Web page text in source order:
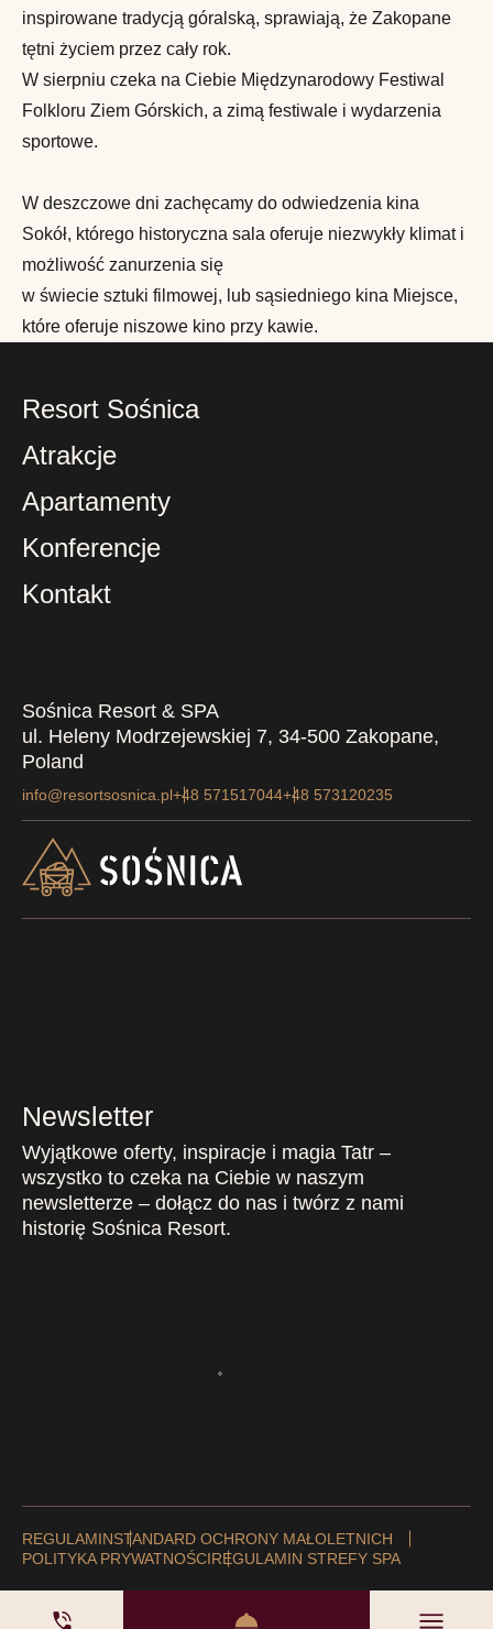
inspirowane tradycją góralską, sprawiają, że Zakopane
tętni życiem przez cały rok.
W sierpniu czeka na Ciebie Międzynarodowy Festiwal
Folkloru Ziem Górskich, a zimą festiwale i wydarzenia
sportowe.
W deszczowe dni zachęcamy do odwiedzenia kina
Sokół, którego historyczna sala oferuje niezwykły klimat i
możliwość zanurzenia się
w świecie sztuki filmowej, lub sąsiedniego kina Miejsce,
które oferuje niszowe kino przy kawie.
Resort Sośnica
Atrakcje
Apartamenty
Konferencje
Kontakt
Sośnica Resort & SPA
ul. Heleny Modrzejewskiej 7, 34-500 Zakopane,
Poland
info@resortsosnica.pl+48 571517044+48 573120235
Newsletter
Wyjątkowe oferty, inspiracje i magia Tatr –
wszystko to czeka na Ciebie w naszym
newsletterze – dołącz do nas i twórz z nami
historię Sośnica Resort.
REGULAMINSTANDARD OCHRONY MAŁOLETNICH
POLITYKA PRYWATNOŚCIREGULAMIN STREFY SPA